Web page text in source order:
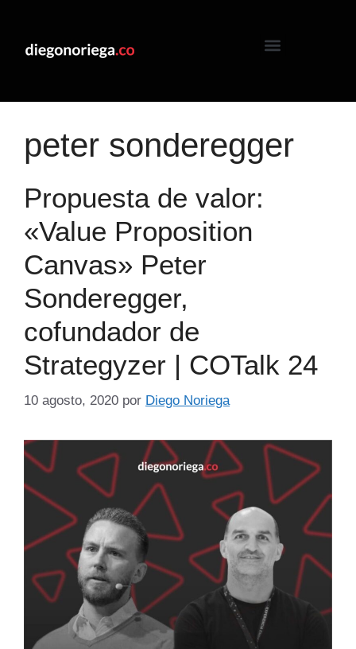
peter sonderegger
Propuesta de valor:
«Value Proposition
Canvas» Peter
Sonderegger,
cofundador de
Strategyzer | COTalk 24
10 agosto, 2020 por Diego Noriega